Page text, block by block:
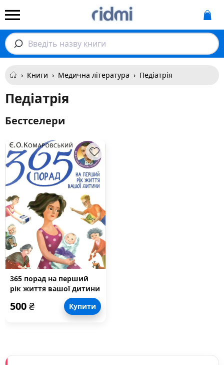
Введіть назву книги
› Книги › Медична література › Педіатрія
Педіатрія
Бестселери
365 порад на перший
рік життя вашої дитини
500₴ Купити